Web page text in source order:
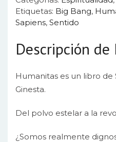
Etiquetas: Big Bang,
Sapiens, Sentido
Descripción
Humanitas es un libro de
Ginesta.
Del polvo estelar a la
¿Somos realmente